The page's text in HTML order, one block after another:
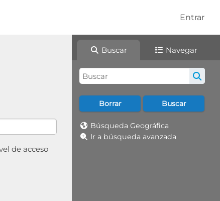
Entrar
Buscar Navegar
Búsqueda Geográfica
Ir a búsqueda avanzada
de acceso